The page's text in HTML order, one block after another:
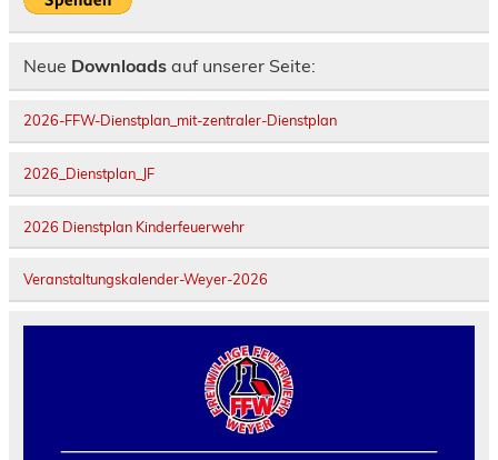
Neue Downloads auf unserer Seite:
2026-FFW-Dienstplan_mit-zentraler-Dienstplan
2026_Dienstplan_JF
2026 Dienstplan Kinderfeuerwehr
Veranstaltungskalender-Weyer-2026